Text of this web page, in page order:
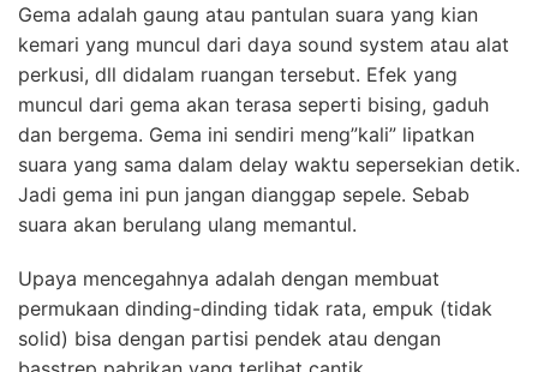
Gema adalah gaung atau pantulan suara yang kian
kemari yang muncul dari daya sound system atau alat
perkusi, dll didalam ruangan tersebut. Efek yang
muncul dari gema akan terasa seperti bising, gaduh
dan bergema. Gema ini sendiri meng”kali” lipatkan
suara yang sama dalam delay waktu sepersekian detik.
Jadi gema ini pun jangan dianggap sepele. Sebab
suara akan berulang ulang memantul.
Upaya mencegahnya adalah dengan membuat
permukaan dinding-dinding tidak rata, empuk (tidak
solid) bisa dengan partisi pendek atau dengan